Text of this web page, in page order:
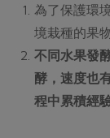
為了保護環
境栽種的果物
不同水果發
酵，速度也
程中累積經驗